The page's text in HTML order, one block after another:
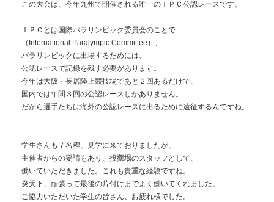
この大会は、今年九州で開催される唯一のＩＰＣ公認レースです。
ＩＰＣとは国際パラリンピック委員会のことで
（International Paralympic Committee）、
パラリンピックに出場するためには、
公認レースで記録を残す必要があります。
今年は大阪・長居陸上競技場であと２回あるだけで、
国内では年間３回の公認レースしかありません。
だから選手たちは海外の公認レースに出るために遠征するんですね。
学生さんも７名程、見学に来ておりましたが、
主催者からの要請もあり、投擲場のスタッフとして、
働いていただきました。これも貴重な経験ですね。
炎天下、頑張って最後の片付けまでよく働いてくれました。
ご協力いただいた学生の皆さん、お疲れ様でした。